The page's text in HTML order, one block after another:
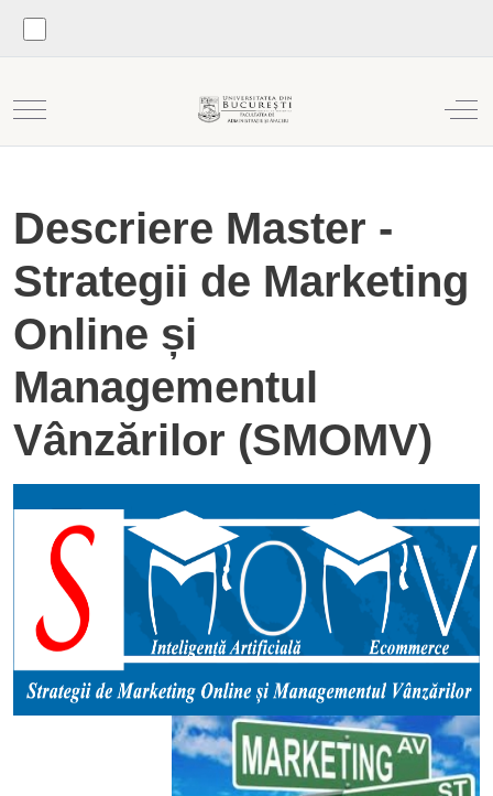
Mobile Menu Toggle Off-
Descriere Master -
Strategii de Marketing
Online și
Managementul
Vânzărilor (SMOMV)